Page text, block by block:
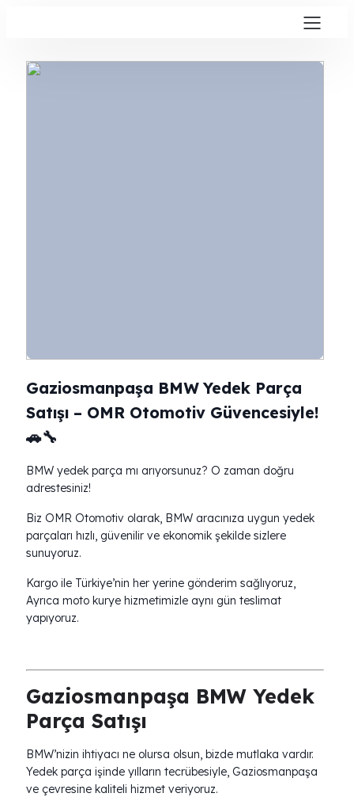
Gaziosmanpaşa BMW Yedek Parça
Satışı – OMR Otomotiv Güvencesiyle!
🚗🔧
BMW yedek parça mı arıyorsunuz? O zaman doğru
adrestesiniz!
Biz OMR Otomotiv olarak, BMW aracınıza uygun yedek
parçaları hızlı, güvenilir ve ekonomik şekilde sizlere
sunuyoruz.
Kargo ile Türkiye’nin her yerine gönderim sağlıyoruz,
Ayrıca moto kurye hizmetimizle aynı gün teslimat
yapıyoruz.
Gaziosmanpaşa BMW Yedek
Parça Satışı
BMW’nizin ihtiyacı ne olursa olsun, bizde mutlaka vardır.
Yedek parça işinde yılların tecrübesiyle, Gaziosmanpaşa
ve çevresine kaliteli hizmet veriyoruz.